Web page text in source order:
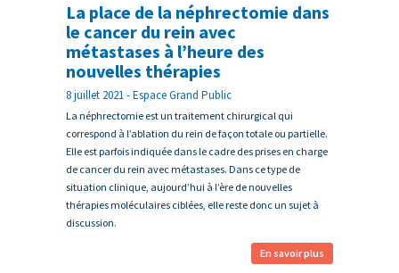
La place de la néphrectomie dans
le cancer du rein avec
métastases à l’heure des
nouvelles thérapies
8 juillet 2021 - Espace Grand Public
La néphrectomie est un traitement chirurgical qui
correspond à l’ablation du rein de façon totale ou partielle.
Elle est parfois indiquée dans le cadre des prises en charge
de cancer du rein avec métastases. Dans ce type de
situation clinique, aujourd’hui à l’ère de nouvelles
thérapies moléculaires ciblées, elle reste donc un sujet à
discussion.
En savoir plus